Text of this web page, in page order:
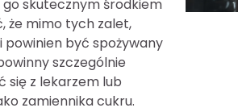
skutecznym środkiem
że mimo tych zalet,
powinien być spożywany
szczególnie
się z lekarzem lub
zamiennika cukru.